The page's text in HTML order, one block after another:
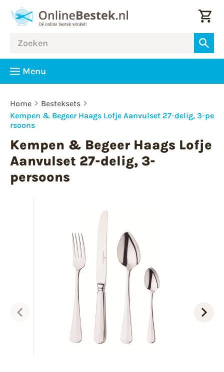
Menu
Home
Besteksets
Kempen & Begeer Haags Lofje Aanvulset 27-delig, 3-pe
rsoons
Kempen & Begeer Haags Lofje
Aanvulset 27-delig, 3-
persoons